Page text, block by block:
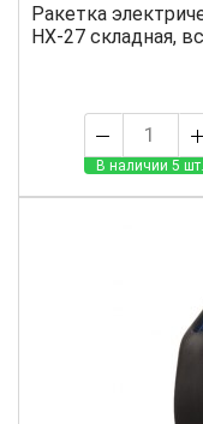
Ракетка
HX-27 складная,
В наличии 5 шт.